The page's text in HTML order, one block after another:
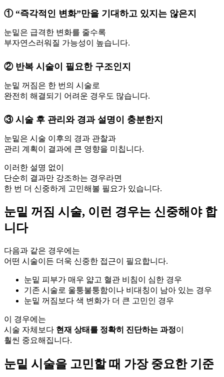
① “즉각적인 변화”만을 기대하고 있지는 않은지
눈밑은 급격한 변화를 줄수록
부자연스러워질 가능성이 높습니다.
② 반복 시술이 필요한 구조인지
눈밑 꺼짐은 한 번의 시술로
완전히 해결되기 어려운 경우도 많습니다.
③ 시술 후 관리와 경과 설명이 충분한지
눈밑은 시술 이후의 경과 관찰과
관리 계획이 결과에 큰 영향을 미칩니다.
이러한 설명 없이
단순히 결과만 강조하는 경우라면
한 번 더 신중하게 고민해볼 필요가 있습니다.
눈밑 꺼짐 시술, 이런 경우는 신중해야 합
니다
다음과 같은 경우에는
어떤 시술이든 더욱 신중한 접근이 필요합니다.
눈밑 피부가 매우 얇고 혈관 비침이 심한 경우
기존 시술로 울퉁불퉁함이나 비대칭이 남아 있는 경우
눈밑 꺼짐보다 색 변화가 더 큰 고민인 경우
이 경우에는
시술 자체보다 현재 상태를 정확히 진단하는 과정이
훨씬 중요해집니다.
눈밑 시술을 고민할 때 가장 중요한 기준